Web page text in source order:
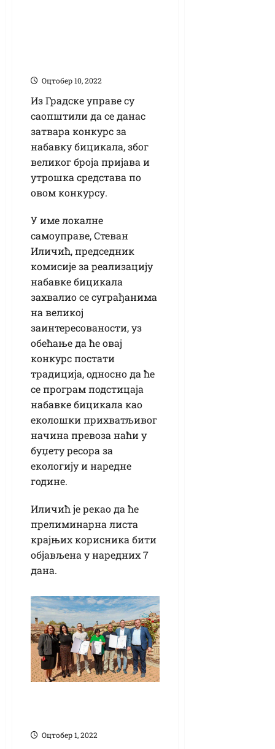
Оцтобер 10, 2022
Из Градске управе су
саопштили да се данас
затвара конкурс за
набавку бицикала, због
великог броја пријава и
утрошка средстава по
овом конкурсу.
У име локалне
самоуправе, Стеван
Иличић, председник
комисије за реализацију
набавке бицикала
захвалио се суграђанима
на великој
заинтересованости, уз
обећање да ће овај
конкурс постати
традиција, односно да ће
се програм подстицаја
набавке бицикала као
еколошки прихватљивог
начина превоза наћи у
буџету ресора за
екологију и наредне
године.
Иличић је рекао да ће
прелиминарна листа
крајњих корисника бити
објављена у наредних 7
дана.
Оцтобер 1, 2022